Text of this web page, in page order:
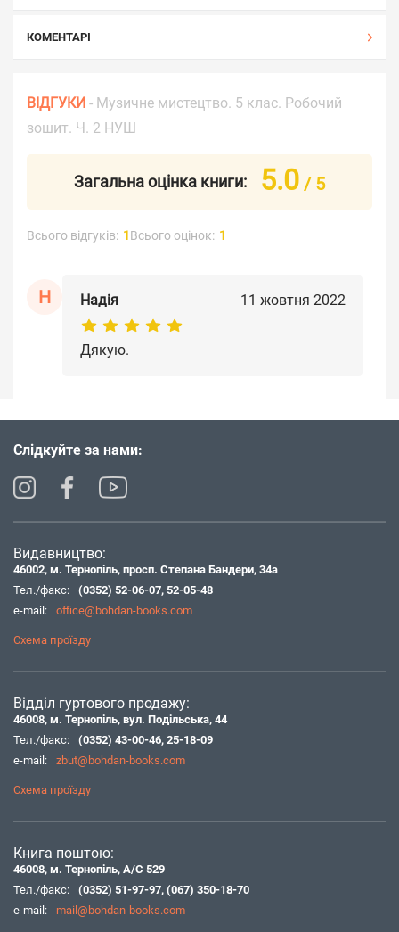
КОМЕНТАРІ
ВІДГУКИ - Музичне мистецтво. 5 клас. Робочий
зошит. Ч. 2 НУШ
Загальна оцінка книги: 5.0 / 5
Всього відгуків: 1Всього оцінок: 1
Н Надія 11 жовтня 2022
Дякую.
Слідкуйте за нами:
Видавництво:
46002, м. Тернопіль, просп. Степана Бандери, 34а
Тел./факс:
(0352) 52-06-07, 52-05-48
e-mail:
office@bohdan-books.com
Схема проїзду
Відділ гуртового продажу:
46008, м. Тернопіль, вул. Подільська, 44
Тел./факс:
(0352) 43-00-46, 25-18-09
e-mail:
zbut@bohdan-books.com
Схема проїзду
Книга поштою:
46008, м. Тернопіль, А/С 529
Тел./факс:
(0352) 51-97-97, (067) 350-18-70
e-mail:
mail@bohdan-books.com